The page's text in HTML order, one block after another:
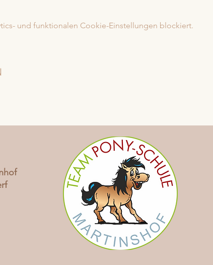
und funktionalen Cookie-Einstellungen blockiert.